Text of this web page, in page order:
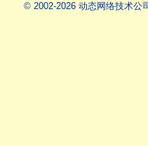
© 2002-2026 动态网络技术公